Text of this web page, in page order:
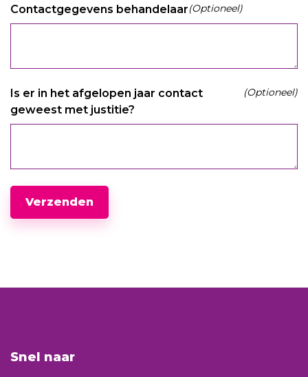
Contactgegevens behandelaar(Optioneel)
Is er in het afgelopen jaar contact
geweest met justitie?
(Optioneel)
Verzenden
Snel naar